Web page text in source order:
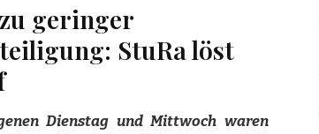
geringer
StuRa löst
Dienstag und Mittwoch waren